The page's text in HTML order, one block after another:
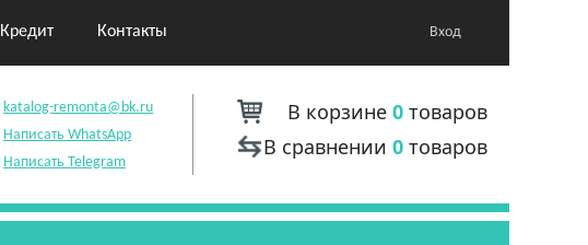
Кредит Контакты Вход
katalog-remonta@bk.ru
Написать WhatsApp
Написать Telegram
В корзине 0товаров
В сравнении 0 товаров